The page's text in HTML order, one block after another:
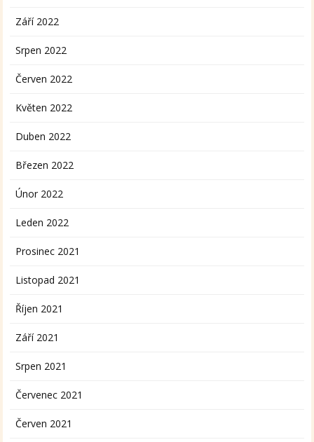
Září 2022
Srpen 2022
Červen 2022
Květen 2022
Duben 2022
Březen 2022
Únor 2022
Leden 2022
Prosinec 2021
Listopad 2021
Říjen 2021
Září 2021
Srpen 2021
Červenec 2021
Červen 2021